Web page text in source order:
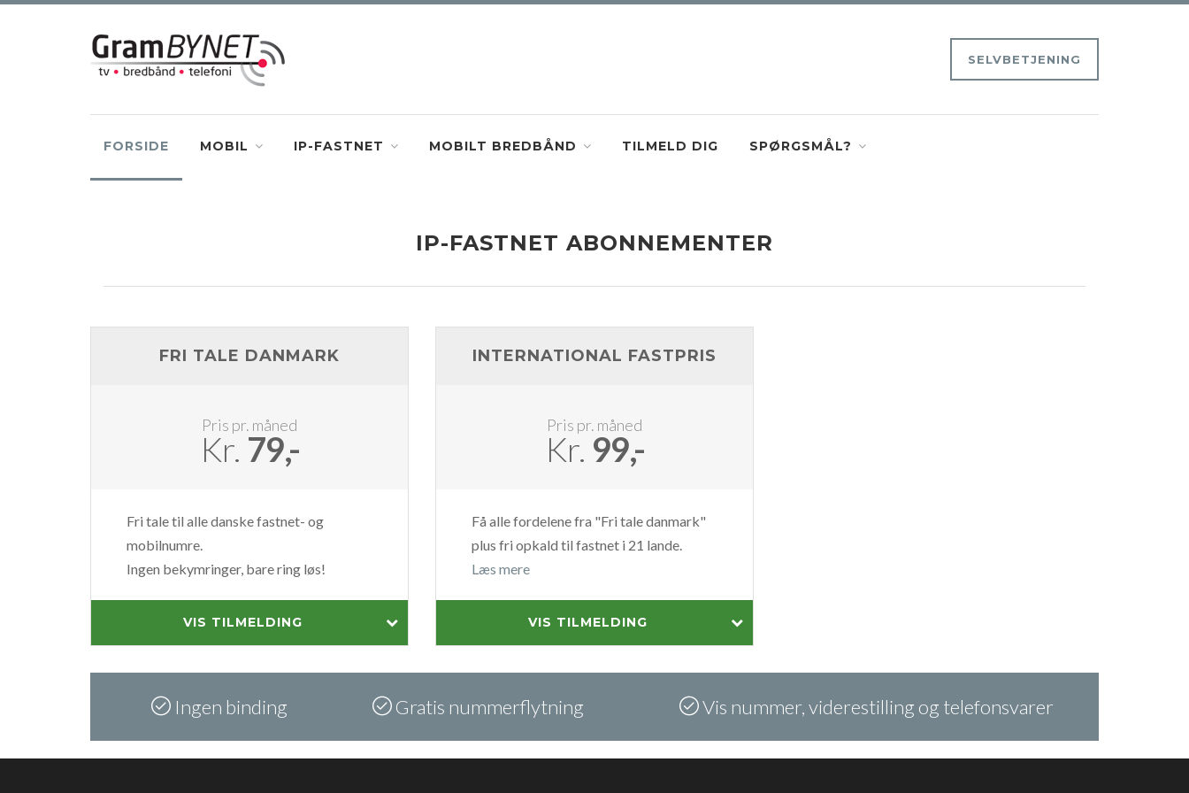
SELVBETJENING
FORSIDE MOBIL IP-FASTNET MOBILT BREDBÅND TILMELD DIG SPØRGSMÅL?
IP-FASTNET ABONNEMENTER
FRI TALE DANMARK
Pris pr. måned
Kr. 79,-
Fri tale til alle danske fastnet- og
mobilnumre.
Ingen bekymringer, bare ring løs!
VIS TILMELDING
INTERNATIONAL FASTPRIS
Pris pr. måned
Kr. 99,-
Få alle fordelene fra "Fri tale danmark"
plus fri opkald til fastnet i 21 lande.
Læs mere
VIS TILMELDING
Ingen binding Gratis nummerflytning Vis nummer, viderestilling og telefonsvarer